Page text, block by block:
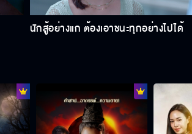
นักสู้อย่างแก ต้องเอาชนะทุกอย่างไปได้